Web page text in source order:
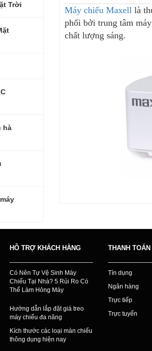
Trời
hà
Máy chiếu Maxelllà
phối bởi trung tâm
chất lượng sáng.
HỖ TRỢ KHÁCH HÀNG
Có Nên Tự Vệ Sinh Máy
Chiếu Tại Nhà? 5 Rủi Ro Có
Thể Làm Hỏng Máy
Hướng dẫn lắp đặt giá treo
máy chiếu đa năng
Kích thước các loại màn chiếu
thông dụng hiện nay
THANH TOÁN
Tín dụng
Ngân hàng
Trực tiếp
Trực tuyến